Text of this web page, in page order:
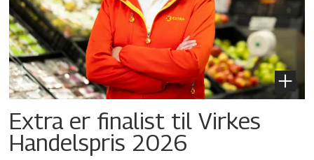
Extra er finalist til Virkes
Handelspris 2026